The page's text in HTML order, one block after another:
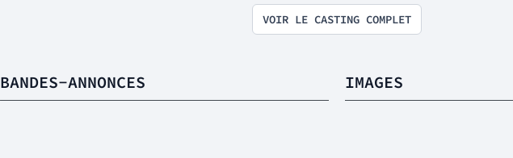
VOIR LE CASTING COMPLET
BANDES-ANNONCES IMAGES